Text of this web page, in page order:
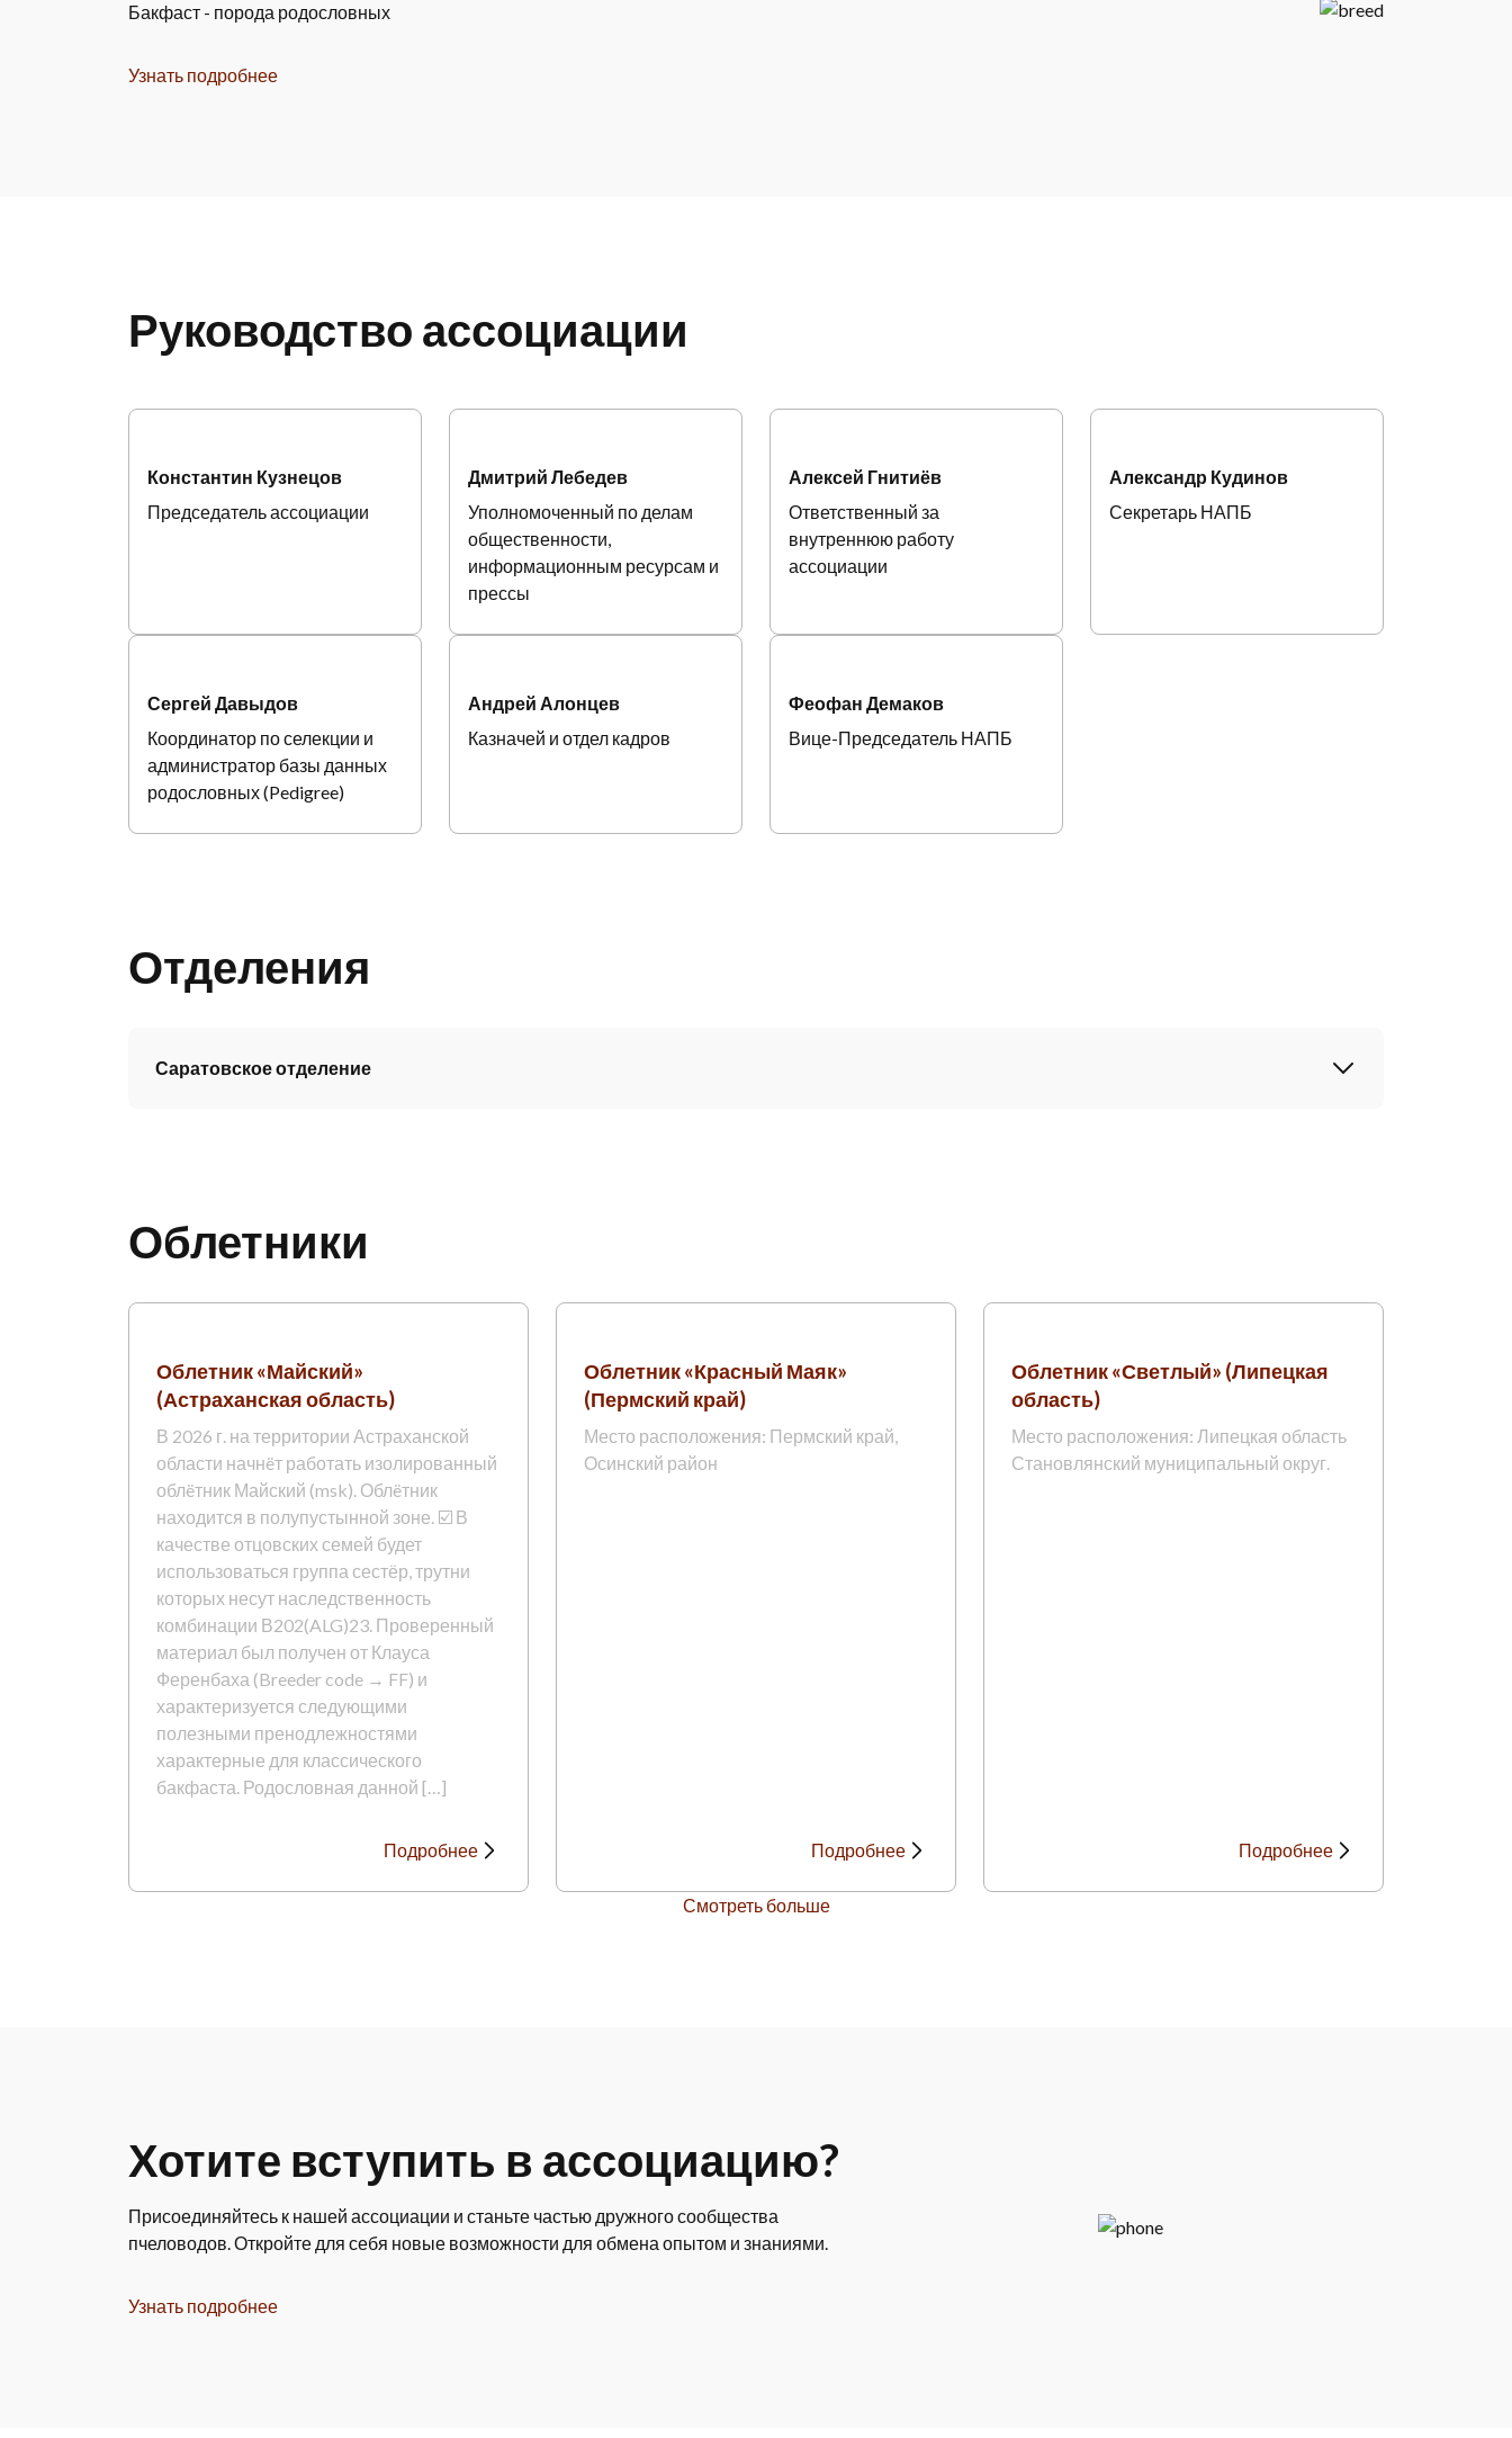
Бакфаст - порода родословных
Узнать подробнее
Руководство ассоциации
Константин Кузнецов
Председатель ассоциации
Дмитрий Лебедев
Уполномоченный по делам
общественности,
информационным ресурсам и
прессы
Алексей Гнитиёв
Ответственный за
внутреннюю работу
ассоциации
Александр Кудинов
Секретарь НАПБ
Сергей Давыдов
Координатор по селекции и
администратор базы данных
родословных (Pedigree)
Андрей Алонцев
Казначей и отдел кадров
Феофан Демаков
Вице-Председатель НАПБ
Отделения
Саратовское отделение
Облетники
Облетник «Майский»
(Астраханская область)
В 2026 г. на территории Астраханской
области начнëт работать изолированный
облëтник Майский (msk). Облëтник
находится в полупустынной зоне. ☑️ В
качестве отцовских семей будет
использоваться группа сестёр, трутни
которых несут наследственность
комбинации В202(ALG)23. Проверенный
материал был получен от Клауса
Ференбаха (Breeder code → FF) и
характеризуется следующими
полезными пренодлежностями
характерные для классического
бакфаста. Родословная данной […]
Подробнее
Облетник «Красный Маяк»
(Пермский край)
Место расположения: Пермский край,
Осинский район
Подробнее
Облетник «Светлый» (Липецкая
область)
Место расположения: Липецкая область
Становлянский муниципальный округ.
Подробнее
Смотреть больше
Хотите вступить в ассоциацию?
Присоединяйтесь к нашей ассоциации и станьте частью дружного сообщества
пчеловодов. Откройте для себя новые возможности для обмена опытом и знаниями.
Узнать подробнее